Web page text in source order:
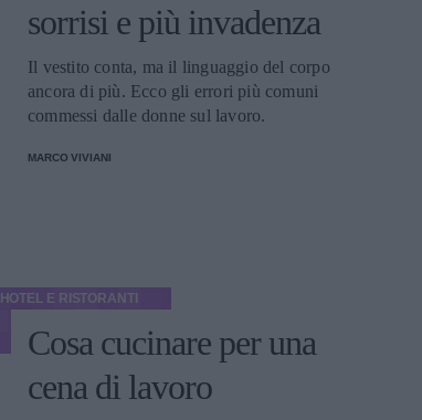
sorrisi e più invadenza
Il vestito conta, ma il linguaggio del corpo
ancora di più. Ecco gli errori più comuni
commessi dalle donne sul lavoro.
MARCO VIVIANI
HOTEL E RISTORANTI
Cosa cucinare per una
cena di lavoro